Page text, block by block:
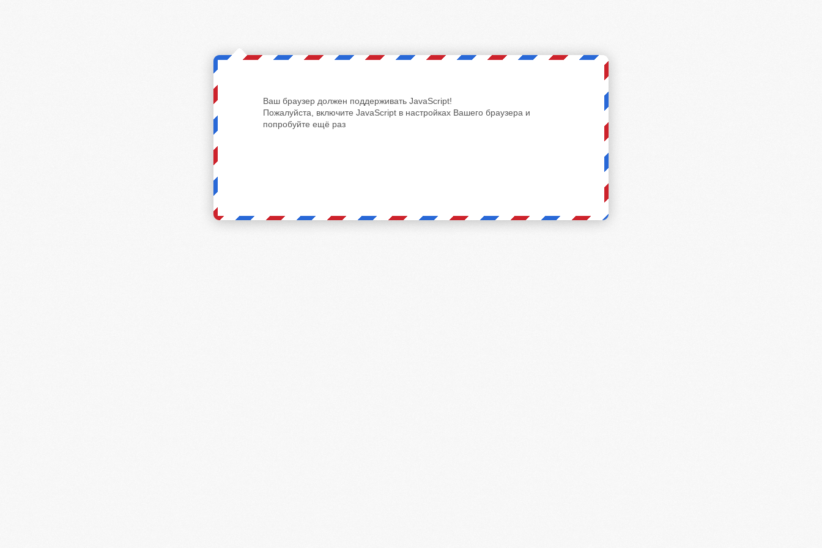
Ваш браузер должен поддерживать JavaScript!
Пожалуйста, включите JavaScript в настройках Вашего браузера и
попробуйте ещё раз